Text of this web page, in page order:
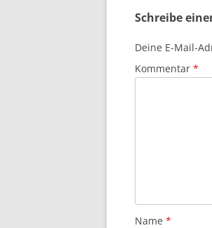
Schreibe
Deine E-Mail-
Kommentar *
Name *